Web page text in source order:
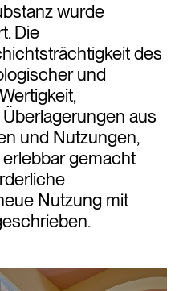
wurde
Die
des
und
aus
und Nutzungen,
gemacht
Nutzung mit